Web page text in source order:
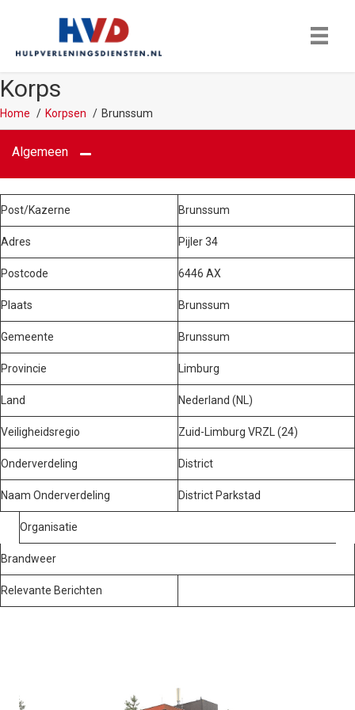
Korps
Home Korpsen Brunssum
Algemeen
Post/Kazerne Brunssum
Adres Pijler 34
Postcode 6446 AX
Plaats Brunssum
Gemeente Brunssum
Provincie Limburg
Land Nederland (NL)
Veiligheidsregio Zuid-Limburg VRZL (24)
Onderverdeling District
Naam Onderverdeling District Parkstad
Organisatie
Brandweer
Relevante Berichten